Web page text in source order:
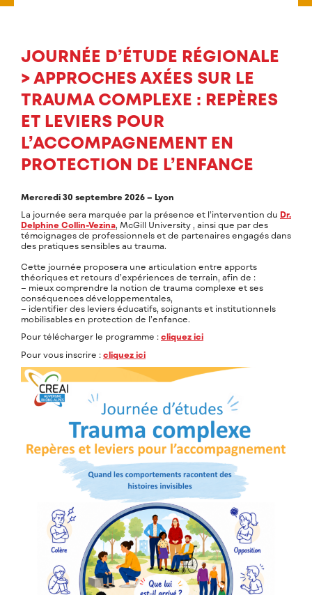
JOURNÉE D’ÉTUDE RÉGIONALE
> APPROCHES AXÉES SUR LE
TRAUMA COMPLEXE : REPÈRES
ET LEVIERS POUR
L’ACCOMPAGNEMENT EN
PROTECTION DE L’ENFANCE
Mercredi 30 septembre 2026 – Lyon
La journée sera marquée par la présence et l’intervention du Dr.
Delphine Collin-Vezina, McGill University , ainsi que par des
témoignages de professionnels et de partenaires engagés dans
des pratiques sensibles au trauma.
Cette journée proposera une articulation entre apports
théoriques et retours d’expériences de terrain, afin de :
– mieux comprendre la notion de trauma complexe et ses
conséquences développementales,
– identifier des leviers éducatifs, soignants et institutionnels
mobilisables en protection de l’enfance.
Pour télécharger le programme : cliquez ici
Pour vous inscrire : cliquez ici